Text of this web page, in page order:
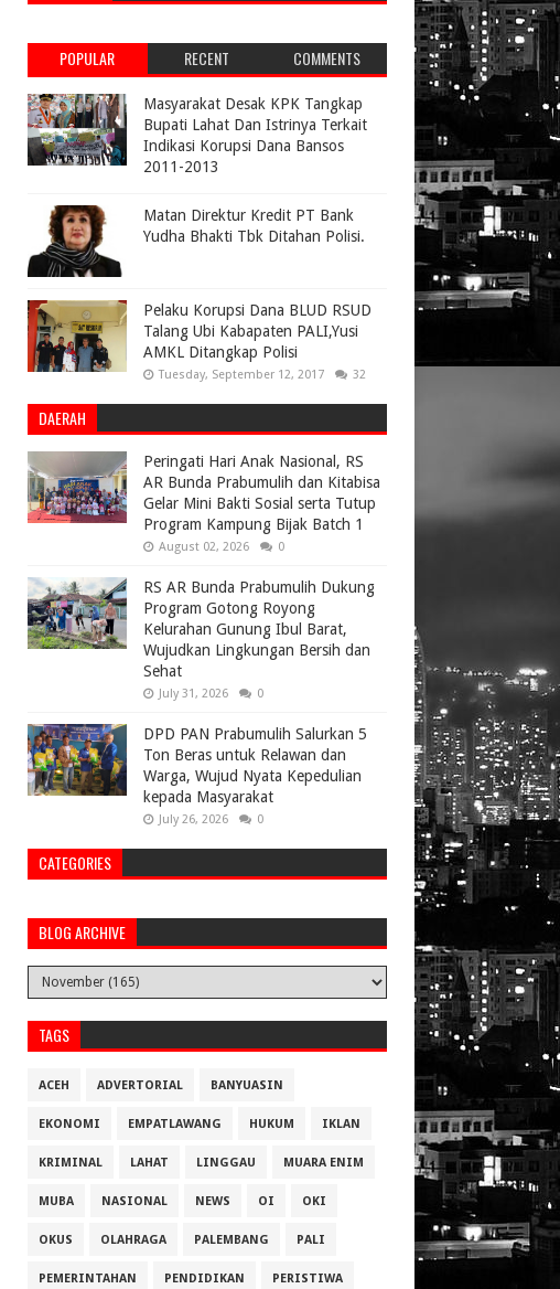
POPULAR RECENT COMMENTS
Masyarakat Desak KPK Tangkap
Bupati Lahat Dan Istrinya Terkait
Indikasi Korupsi Dana Bansos
2011-2013
Matan Direktur Kredit PT Bank
Yudha Bhakti Tbk Ditahan Polisi.
Pelaku Korupsi Dana BLUD RSUD
Talang Ubi Kabapaten PALI,Yusi
AMKL Ditangkap Polisi
Tuesday, September 12, 2017 32
DAERAH
Peringati Hari Anak Nasional, RS
AR Bunda Prabumulih dan Kitabisa
Gelar Mini Bakti Sosial serta Tutup
Program Kampung Bijak Batch 1
August 02, 2026 0
RS AR Bunda Prabumulih Dukung
Program Gotong Royong
Kelurahan Gunung Ibul Barat,
Wujudkan Lingkungan Bersih dan
Sehat
July 31, 2026 0
DPD PAN Prabumulih Salurkan 5
Ton Beras untuk Relawan dan
Warga, Wujud Nyata Kepedulian
kepada Masyarakat
July 26, 2026 0
CATEGORIES
BLOG ARCHIVE
TAGS
ACEH ADVERTORIAL BANYUASIN
EKONOMI EMPATLAWANG HUKUM IKLAN
KRIMINAL LAHAT LINGGAU MUARA ENIM
MUBA NASIONAL NEWS OI OKI
OKUS OLAHRAGA PALEMBANG PALI
PEMERINTAHAN PENDIDIKAN PERISTIWA